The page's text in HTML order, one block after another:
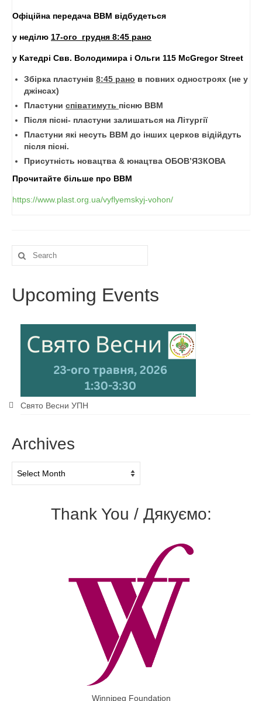
Payments (Платежі)
Donations
Крамничка – Plast Store
Офіційна передача ВВМ відбудеться
у неділю 17-ого грудня 8:45 рaно
у Катедрі Свв. Володимира і Ольги 115 McGregor Street
Збірка пластунів 8:45 рано в повних одностроях (не у
джінсах)
Пластуни співатимуть пісню ВВМ
Після пісні- пластуни залишаться на Літургії
Пластуни які несуть ВВМ до інших церков відійдуть
після пісні.
Присутність новацтва & юнацтва ОБОВ’ЯЗКОВА
Прочитайте більше про ВВМ
https://www.plast.org.ua/vyflyemskyj-vohon/
Search
for:
Upcoming Events
Свято Весни УПН
Archives
Thank You / Дякуємо:
Winnipeg Foundation